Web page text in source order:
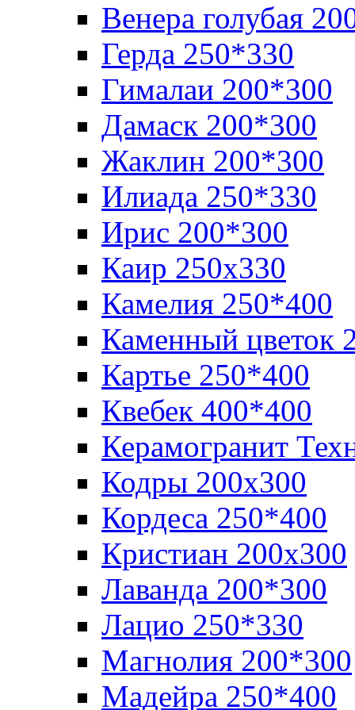
Венера голубая
Герда 250*330
Гималаи 200*300
Дамаск 200*300
Жаклин 200*300
Илиада 250*330
Ирис 200*300
Каир 250х330
Камелия 250*400
Каменный цветок
Картье 250*400
Квебек 400*400
Керамогранит
Кодры 200х300
Кордеса 250*400
Кристиан 200х300
Лаванда 200*300
Лацио 250*330
Магнолия 200*300
Мадейра 250*400